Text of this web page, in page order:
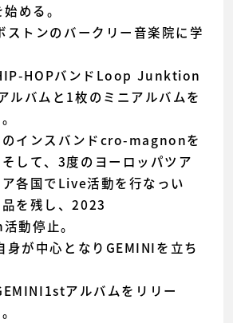
める。
ストンのバークリー音楽院に学
HOPバンドLoop Junktion
ルバムと1枚のミニアルバムを
インスバンドcro-magnonを
して、3度のヨーロッパツア
各国でLive活動を行なっい
を残し、2023
動停止。
身が中心となりGEMINIを立ち
アルバムをリリー